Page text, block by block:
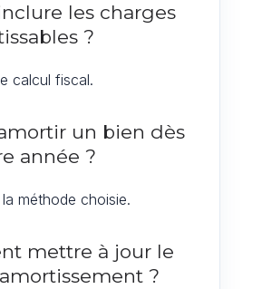
les charges
?
calcul fiscal.
un bien dès
année ?
méthode choisie.
mettre à jour le
?